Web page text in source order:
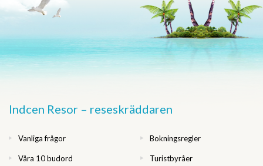
Indcen Resor – reseskräddaren
Vanliga frågor Bokningsregler
Våra 10 budord Turistbyråer